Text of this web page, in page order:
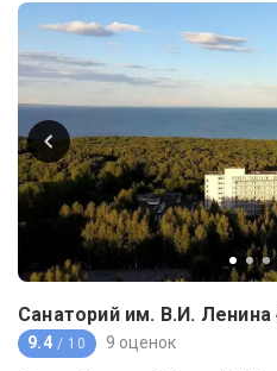
Санаторий им. В.И. Ленина
9.4 / 10 9 оценок